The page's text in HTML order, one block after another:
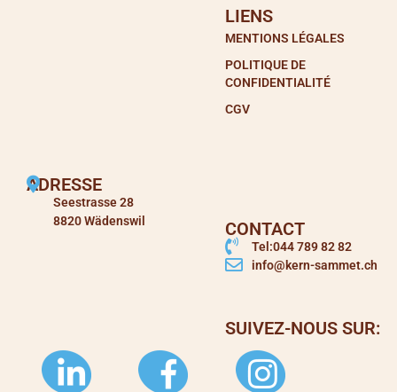
LIENS
MENTIONS LÉGALES
POLITIQUE DE
CONFIDENTIALITÉ
CGV
ADRESSE
Seestrasse 28
8820 Wädenswil
CONTACT
Tel:044 789 82 82
info@kern-sammet.ch
SUIVEZ-NOUS SUR: